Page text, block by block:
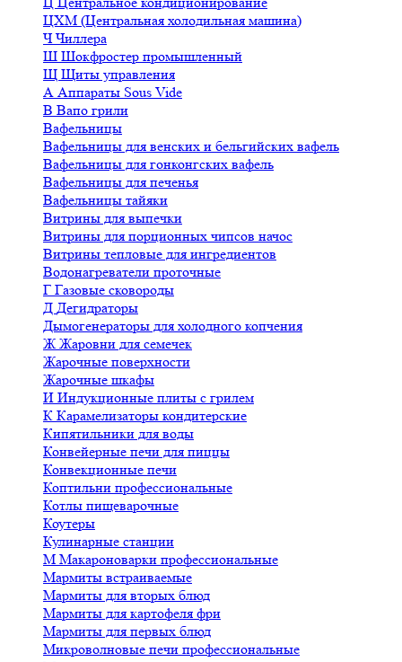
ЦХМ (Центральная холодильная машина)
ЧЧиллера
Ш Шокфростер промышленный
Щ Щиты управления
А Аппараты Sous Vide
В Вапо грили
Вафельницы
Вафельницы для венских и бельгийских вафель
Вафельницы для гонконгских вафель
Вафельницы для печенья
Вафельницы тайяки
Витрины для выпечки
Витрины для порционных чипсов начос
Витрины тепловые для ингредиентов
Водонагреватели проточные
Г Газовые сковороды
Д Дегидраторы
Дымогенераторы для холодного копчения
ЖЖаровни для семечек
Жарочные поверхности
Жарочные шкафы
И Индукционные плиты с грилем
К Карамелизаторы кондитерские
Кипятильники для воды
Конвейерные печи для пиццы
Конвекционные печи
Коптильни профессиональные
Котлы пищеварочные
Коутеры
Кулинарные станции
М Макароноварки профессиональные
Мармиты встраиваемые
Мармиты для вторых блюд
Мармиты для картофеля фри
Мармиты для первых блюд
Микроволновые печи профессиональные